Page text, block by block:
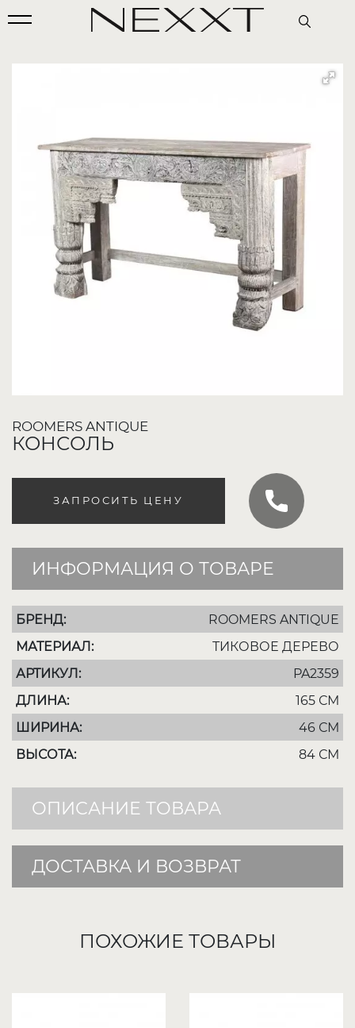
ROOMERS ANTIQUE
КОНСОЛЬ
ЗАПРОСИТЬ ЦЕНУ
ИНФОРМАЦИЯ О ТОВАРЕ
БРЕНД:
ROOMERS ANTIQUE
МАТЕРИАЛ:
ТИКОВОЕ ДЕРЕВО
АРТИКУЛ:
PA2359
ДЛИНА:
165 СМ
ШИРИНА:
46 СМ
ВЫСОТА:
84 СМ
ОПИСАНИЕ ТОВАРА
ДОСТАВКА И ВОЗВРАТ
ПОХОЖИЕ ТОВАРЫ